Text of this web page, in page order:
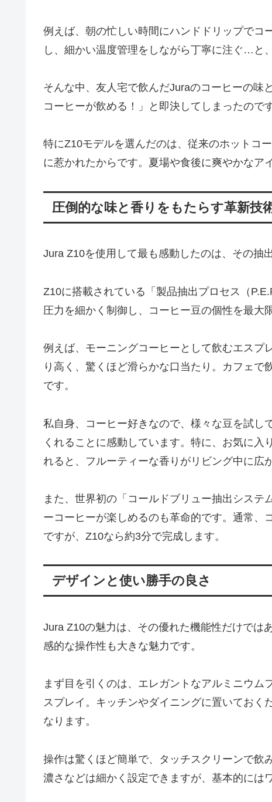
例えば、朝の忙しい時間にハンドドリップでコ
し、細かい温度管理をしながら丁寧に注ぐ…と
そんな中、友人宅で飲んだJuraのコーヒーの味
コーヒーが飲める！」と即決してしまったのです
特にZ10モデルを選んだのは、従来のホットコ
に惹かれたからです。夏場や食後に爽やかなア
圧倒的な味と香りをもたらす革新技
Jura Z10を使用して最も感動したのは、その抽
Z10に搭載されている「製品抽出プロセス（
圧力を細かく制御し、コーヒー豆の個性を最大
例えば、モーニングコーヒーとして飲むエスプ
り高く、驚くほど滑らかな口当たり。カフェ
です。
私自身、コーヒー好きなので、様々な豆を試し
くれることに感動しています。特に、お気に入
れると、フルーティーな香りがリビング中に広
また、世界初の「コールドブリュー抽出シス
ーコーヒーが楽しめるのも革命的です。通常、
ですが、Z10なら約3分で完成します。
デザインと使い勝手の良さ
Jura Z10の魅力は、その優れた機能性だけでは
感的な操作性も大きな魅力です。
まず目を引くのは、エレガントなアルミニウム
スプレイ。キッチンやダイニングに置いておく
なります。
操作は驚くほど簡単で、タッチスクリーンで飲
濃さなどは細かく設定できますが、基本的には